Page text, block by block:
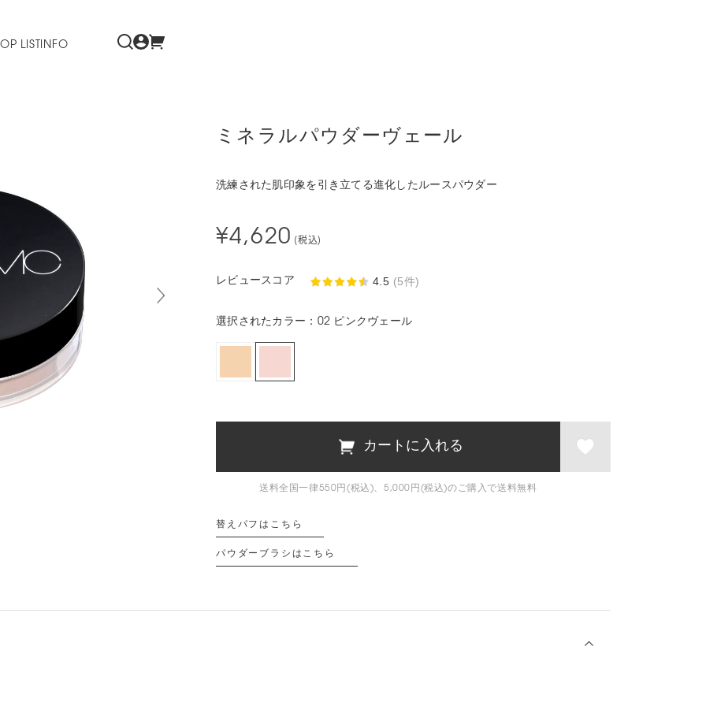
LIST INFO
洗練された肌印象を引き立てる進化したルースパウダー
ミネラルパウダーヴェール
¥4,620 (税込)
選択されたカラー：02 ピンクヴェール
レビュースコア 4.5 (5件)
送料全国一律550円(税込)、5,000円(税込)のご購入で送料無料
替えパフはこちら
パウダーブラシはこちら